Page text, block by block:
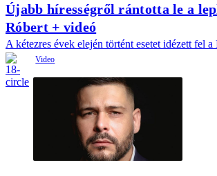
Újabb hírességről rántotta le a
Róbert + videó
A kétezres évek elején történt esetet idézett fel